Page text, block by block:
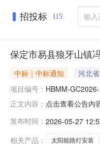
招投标 115
保定市易县狼牙山镇
中标｜中标通知 河北
项目编号： HBMM-
正文内容： 点击查看公告内
发布时间： 2026-05-27
相关产品：
太阳能路灯安装